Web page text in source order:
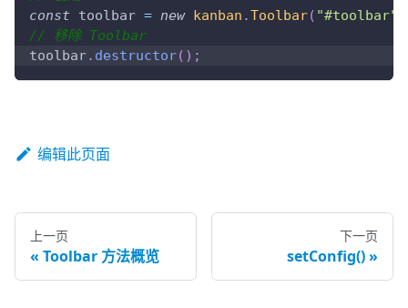
const toolbar = new kanban .Toolbar( "#toolbar"
// 移除 Toolbar
toolbar. destructor( ) ;
编辑此页面
上一页
Toolbar 方法概览
下一页
setConfig()